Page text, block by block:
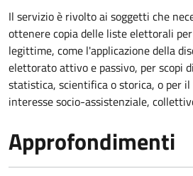
Il servizio è rivolto ai soggetti che
ottenere copia delle liste elettorali
legittime, come l'applicazione della
elettorato attivo e passivo, per scopi
statistica, scientifica o storica, o per
interesse socio-assistenziale,
Approfondimenti